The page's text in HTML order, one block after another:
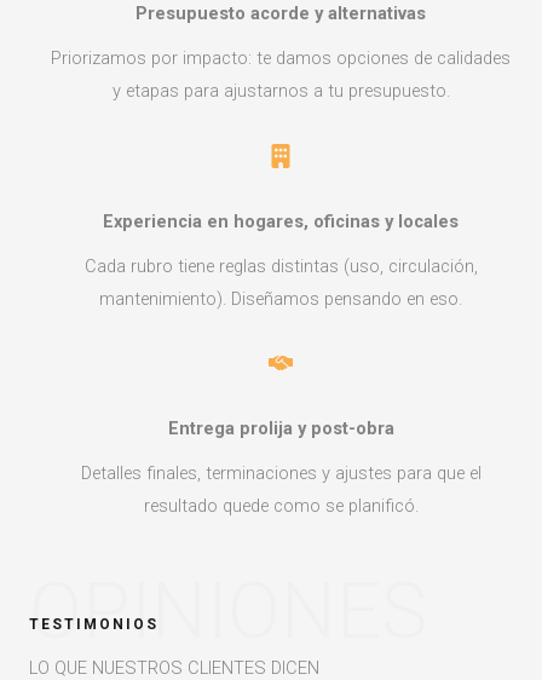
Presupuesto acorde y alternativas
Priorizamos por impacto: te damos opciones de calidades
y etapas para ajustarnos a tu presupuesto.
Experiencia en hogares, oficinas y locales
Cada rubro tiene reglas distintas (uso, circulación,
mantenimiento). Diseñamos pensando en eso.
Entrega prolija y post-obra
Detalles finales, terminaciones y ajustes para que el
resultado quede como se planificó.
OPINIONES
TESTIMONIOS
LO QUE NUESTROS CLIENTES DICEN